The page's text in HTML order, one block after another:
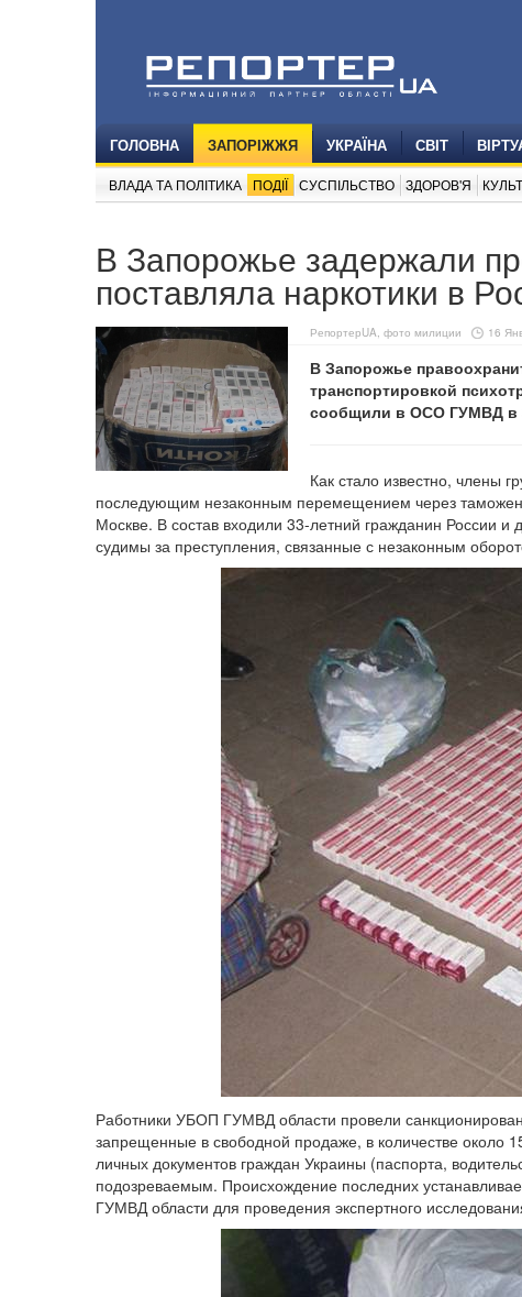
ГОЛОВНА ЗАПОРІЖЖЯ УКРАЇНА СВІТ
ВЛАДА ТА ПОЛІТИКА ПОДІЇ СУСПІЛЬСТВО ЗДОРОВ'Я
В Запорожье задержали
поставляла наркотики в
РепортерUA, фото милиции 16
В Запорожье
транспортировкой
сообщили в ОСО ГУМВД в
Как стало известно, члены
последующим незаконным перемещением через
Москве. В состав входили 33-летний гражданин России
судимы за преступления, связанные с незаконным
Работники УБОП ГУМВД области провели
запрещенные в свободной продаже, в количестве около
личных документов граждан Украины (паспорта,
подозреваемым. Происхождение последних
ГУМВД области для проведения экспертного